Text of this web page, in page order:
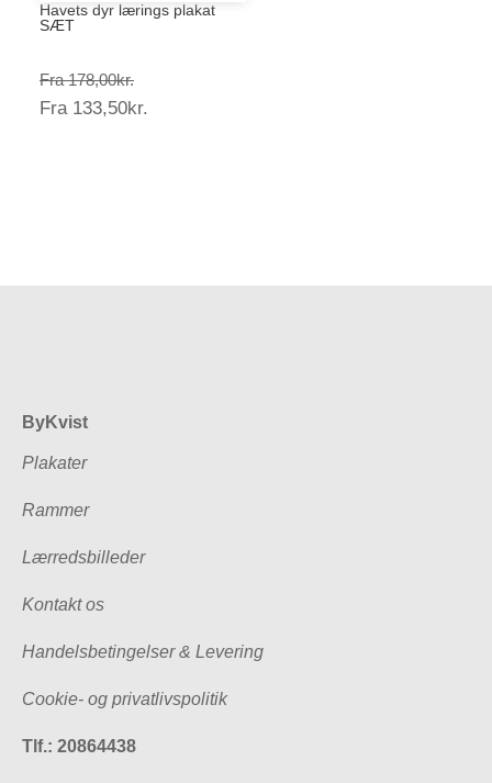
Havets dyr lærings plakat
SÆT
Fra 178,00kr.Prisinterval:
178,00kr.
Fra 133,50kr.
ByKvist
Plakater
Rammer
Lærredsbilleder
Kontakt os
Handelsbetingelser & Levering
Cookie- og privatlivspolitik
Tlf.: 20864438